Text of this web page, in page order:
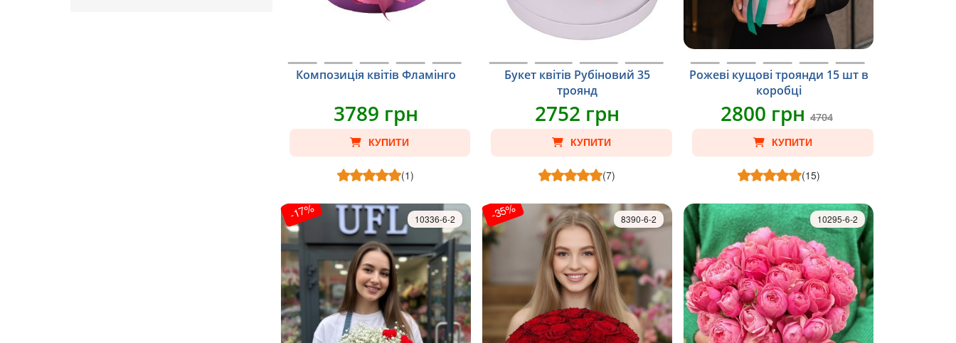
Композиція квітів Фламінго
3789 грн
КУПИТИ
(1)
Букет квітів Рубіновий 35
троянд
2752 грн
КУПИТИ
(7)
Рожеві кущові троянди 15 шт в
коробці
2800 грн4704
КУПИТИ
(15)
-17% 10336-6-2 -35% 8390-6-2 10295-6-2